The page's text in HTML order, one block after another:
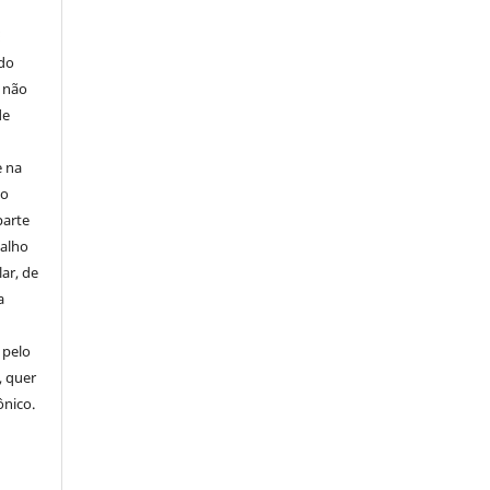
na
de
quer